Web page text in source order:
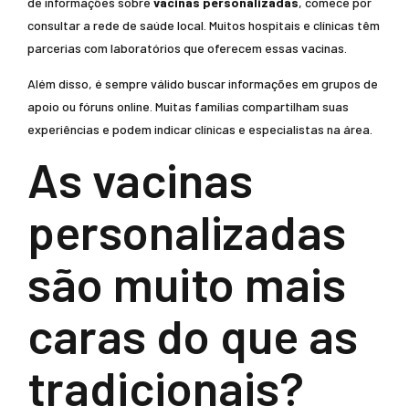
consultar a rede de saúde local. Muitos hospitais e clínicas têm
parcerias com laboratórios que oferecem essas vacinas.
Além disso, é sempre válido buscar informações em grupos de
apoio ou fóruns online. Muitas famílias compartilham suas
experiências e podem indicar clínicas e especialistas na área.
As vacinas
personalizadas
são muito mais
caras do que as
tradicionais?